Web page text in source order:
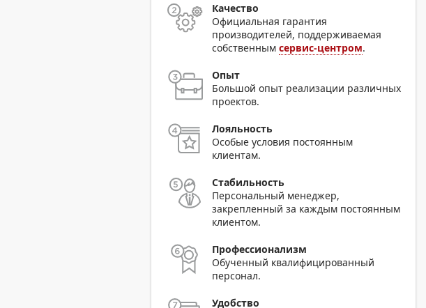
Качество
Официальная гарантия
производителей, поддерживаемая
собственнымсервис-центром.
Опыт
Большой опыт реализации различных
проектов.
Лояльность
Особые условия постоянным
клиентам.
Стабильность
Персональный менеджер,
закрепленный за каждым постоянным
клиентом.
Профессионализм
Обученный квалифицированный
персонал.
Удобство